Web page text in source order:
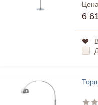
Цена
6